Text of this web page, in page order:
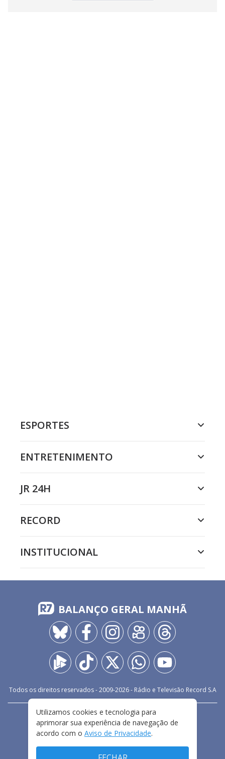
ESPORTES
ENTRETENIMENTO
JR 24H
RECORD
INSTITUCIONAL
BALANÇO GERAL MANHÃ
Todos os direitos reservados - 2009-2026- Rádio e Televisão Record S.A
FALE CONOSCO
PRIVACIDADE
TERMOS E CONDIÇÕES DE USO
Utilizamos cookies e tecnologia para
aprimorar sua experiência de navegação de
acordo com o Aviso de Privacidade.